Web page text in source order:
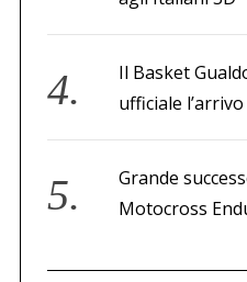
Il Basket
ufficiale
Grande
Motocross